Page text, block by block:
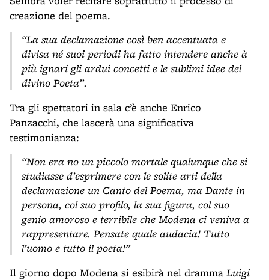
creazione del poema.
“La sua declamazione così ben accentuata e
divisa né suoi periodi ha fatto intendere anche à
più ignari gli ardui concetti e le sublimi idee del
divino Poeta”.
Tra gli spettatori in sala c’è anche Enrico
Panzacchi, che lascerà una significativa
testimonianza:
“Non era no un piccolo mortale qualunque che si
studiasse d’esprimere con le solite arti della
declamazione un Canto del Poema, ma Dante in
persona, col suo profilo, la sua figura, col suo
genio amoroso e terribile che Modena ci veniva a
rappresentare. Pensate quale audacia! Tutto
l’uomo e tutto il poeta!”
Il giorno dopo Modena si esibirà nel dramma Luigi